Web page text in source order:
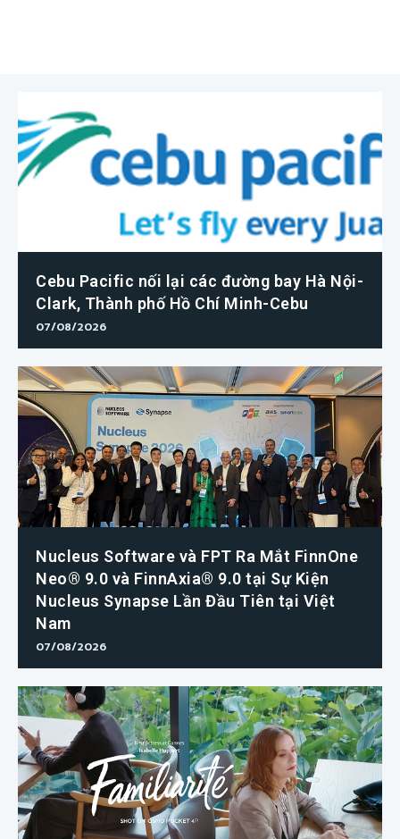
Cebu Pacific nối lại các đường bay Hà Nội-
Clark, Thành phố Hồ Chí Minh-Cebu
07/08/2026
Nucleus Software và FPT Ra Mắt FinnOne
Neo® 9.0 và FinnAxia® 9.0 tại Sự Kiện
Nucleus Synapse Lần Đầu Tiên tại Việt
Nam
07/08/2026